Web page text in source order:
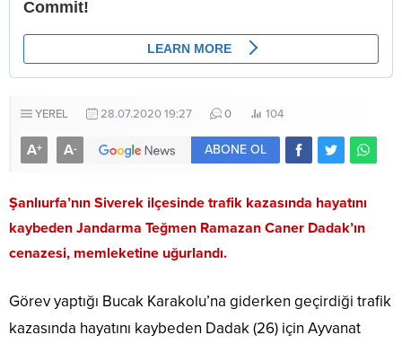
YEREL 28.07.2020 19:27 0 104
A+ A- ABONE OL
Şanlıurfa’nın Siverek ilçesinde trafik kazasında hayatını
kaybeden Jandarma Teğmen Ramazan Caner Dadak’ın
cenazesi, memleketine uğurlandı.
Görev yaptığı Bucak Karakolu’na giderken geçirdiği trafik
kazasında hayatını kaybeden Dadak (26) için Ayvanat